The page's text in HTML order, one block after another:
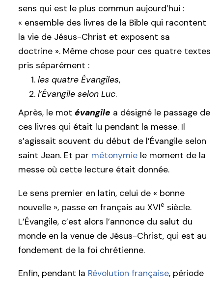
sens qui est le plus commun aujourd’hui :
« ensemble des livres de la Bible qui racontent
la vie de Jésus-Christ et exposent sa
doctrine ». Même chose pour ces quatre textes
pris séparément :
les quatre Évangiles,
l’Évangile selon Luc.
Après, le mot évangile a désigné le passage de
ces livres qui était lu pendant la messe. Il
s’agissait souvent du début de l’Évangile selon
saint Jean. Et par métonymie le moment de la
messe où cette lecture était donnée.
Le sens premier en latin, celui de « bonne
nouvelle », passe en français au XVIe siècle.
L’Évangile, c’est alors l’annonce du salut du
monde en la venue de Jésus-Christ, qui est au
fondement de la foi chrétienne.
Enfin, pendant la Révolution française, période